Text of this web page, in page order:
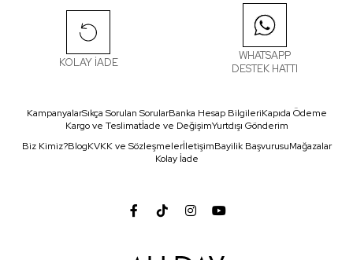
KOLAY İADE
WHATSAPP
DESTEK HATTI
KampanyalarSıkça Sorulan SorularBanka Hesap BilgileriKapıda Ödeme
Kargo ve Teslimatİade ve DeğişimYurtdışı Gönderim
Biz Kimiz?BlogKVKK ve SözleşmelerİletişimBayilik BaşvurusuMağazalar
Kolay İade